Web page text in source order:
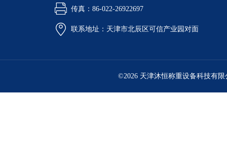
传真：86-022-26922697
联系地址：天津市北辰区可信产业园对面
©2026 天津沐恒称重设备科技有